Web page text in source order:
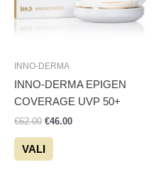
INNO-DERMA
INNO-DERMA EPIGEN
COVERAGE UVP 50+
€62.00 €46.00
VALI
Valikuid